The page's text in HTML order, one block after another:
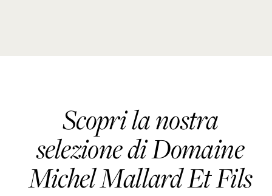
Scopri la nostra
selezione di Domaine
Michel Mallard Et Fils